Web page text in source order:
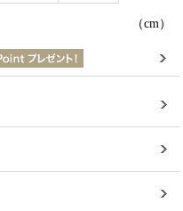
（cm）